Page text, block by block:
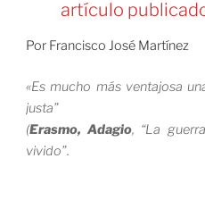
artículo
Por Francisco José Martínez
«Es mucho más ventajosa
justa”
(Erasmo, Adagio, “La
vivido”.